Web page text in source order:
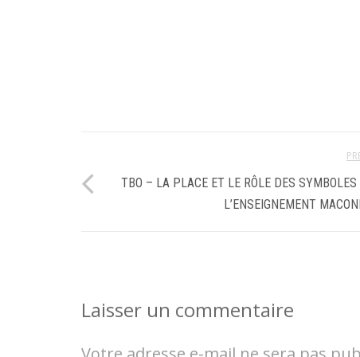
TBO – LA PLACE ET LE RÔLE DES SYMBOLES
L’ENSEIGNEMENT
Laisser un commentaire